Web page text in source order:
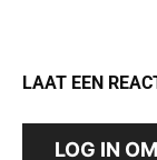
LAAT EEN
LOG IN